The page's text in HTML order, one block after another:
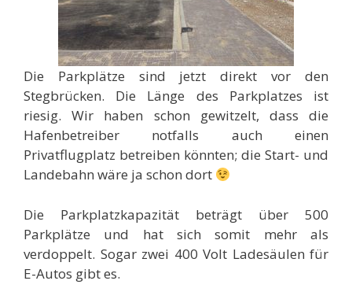
Die Parkplätze sind jetzt direkt vor den
Stegbrücken. Die Länge des Parkplatzes ist
riesig. Wir haben schon gewitzelt, dass die
Hafenbetreiber notfalls auch einen
Privatflugplatz betreiben könnten; die Start- und
Landebahn wäre ja schon dort
Die Parkplatzkapazität beträgt über 500
Parkplätze und hat sich somit mehr als
verdoppelt. Sogar zwei 400 Volt Ladesäulen für
E-Autos gibt es.